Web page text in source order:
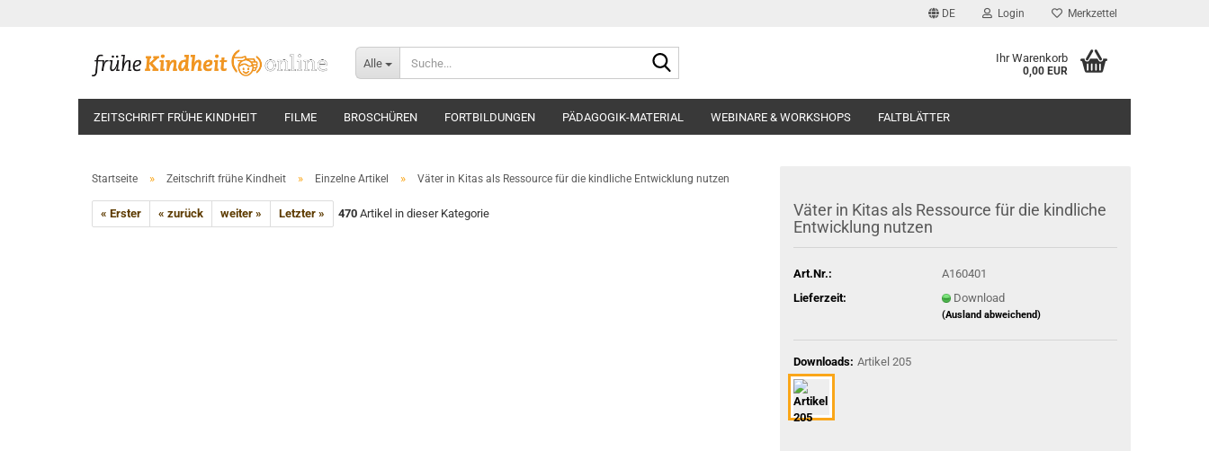
DE Login Merkzettel
Alle Ihr Warenkorb
0,00 EUR
ZEITSCHRIFT FRÜHE KINDHEIT FILME BROSCHÜREN FORTBILDUNGEN PÄDAGOGIK-MATERIAL WEBINARE & WORKSHOPS FALTBLÄTTER
Startseite » Zeitschrift frühe Kindheit » Einzelne Artikel » Väter in Kitas als Ressource für die kindliche Entwicklung nutzen
« Erster « zurück weiter » Letzter » 470 Artikel in dieser Kategorie
Väter in Kitas als Ressource für die kindliche
Entwicklung nutzen
Art.Nr.:
A160401
Lieferzeit:
Download
(Ausland abweichend)
Downloads: Artikel 205